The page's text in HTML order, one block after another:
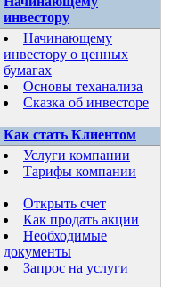
инвестору
Начинающему
инвестору о ценных
бумагах
Основы теханализа
Сказка об инвесторе
Как стать Клиентом
Услуги компании
Тарифы компании
Открыть счет
Как продать акции
Необходимые
документы
Запрос на услуги